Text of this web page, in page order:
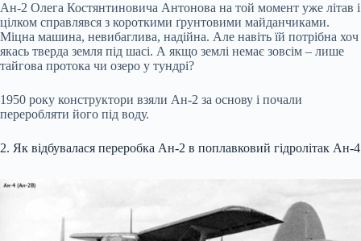
Ан-2 Олега Костянтиновича Антонова на той момент уже літав і
цілком справлявся з короткими ґрунтовими майданчиками.
Міцна машина, невибаглива, надійна. Але навіть їй потрібна хоч
якась тверда земля під шасі. А якщо землі немає зовсім – лише
тайгова протока чи озеро у тундрі?
1950 року конструктори взяли Ан-2 за основу і почали
переробляти його під воду.
2. Як відбувалася переробка Ан-2 в поплавковий гідролітак Ан-4